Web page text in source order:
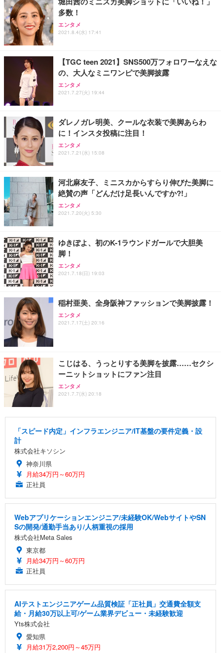
多数！
エンタメ
2021.8.4(水) 17:41
【TGC teen 2021】SNS500万フォロワーなえな
の、大人なミニワンピで美脚披露
エンタメ
2021.7.27(火) 19:44
ダレノガレ明美、クールな衣装で美脚あらわ
に！インスタ投稿に注目！
エンタメ
2021.7.21(水) 15:08
河北麻友子、ミニスカからすらり伸びた美脚に
絶賛の声「どんだけ足長いんですか?!」
エンタメ
2021.7.20(火) 5:30
ゆきぽよ、初のK-1ラウンドガールで大胆美
脚！
エンタメ
2021.7.18(日) 19:03
稲村亜美、全身阪神ファッションで美脚披露！
エンタメ
2021.7.17(土) 20:16
こじはる、うっとりする美脚を披露……セクシ
ーニットショットにファン注目
エンタメ
2021.7.7(水) 20:18
「スピード内定」インフラエンジニア/IT基盤の要件定義・設
計
株式会社キソシン
神奈川県
月給34万円～60万円
正社員
Webアプリケーションエンジニア/未経験OK/WebサイトやSN
Sの開発/通勤手当あり/人柄重視の採用
株式会社Meta Sales
東京都
月給34万円～60万円
正社員
AIテストエンジニアゲーム品質検証「正社員」交通費全額支
給・月給30万以上可/ゲーム業界デビュー・未経験歓迎
Yts株式会社
愛知県
月給31万2,200円～45万円